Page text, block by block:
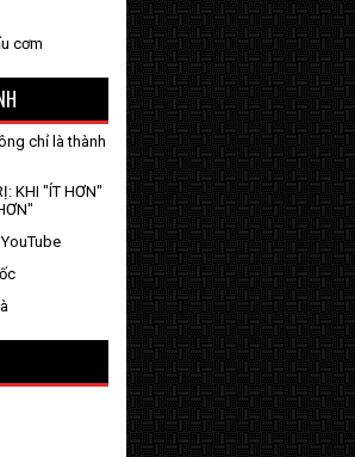
cơm
chỉ là thành
KHI "ÍT HƠN"